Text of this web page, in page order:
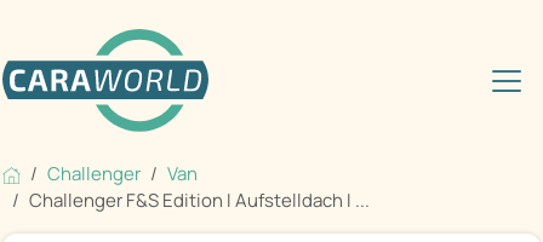
Challenger
Van
Challenger F&S Edition I Aufstelldach I ...